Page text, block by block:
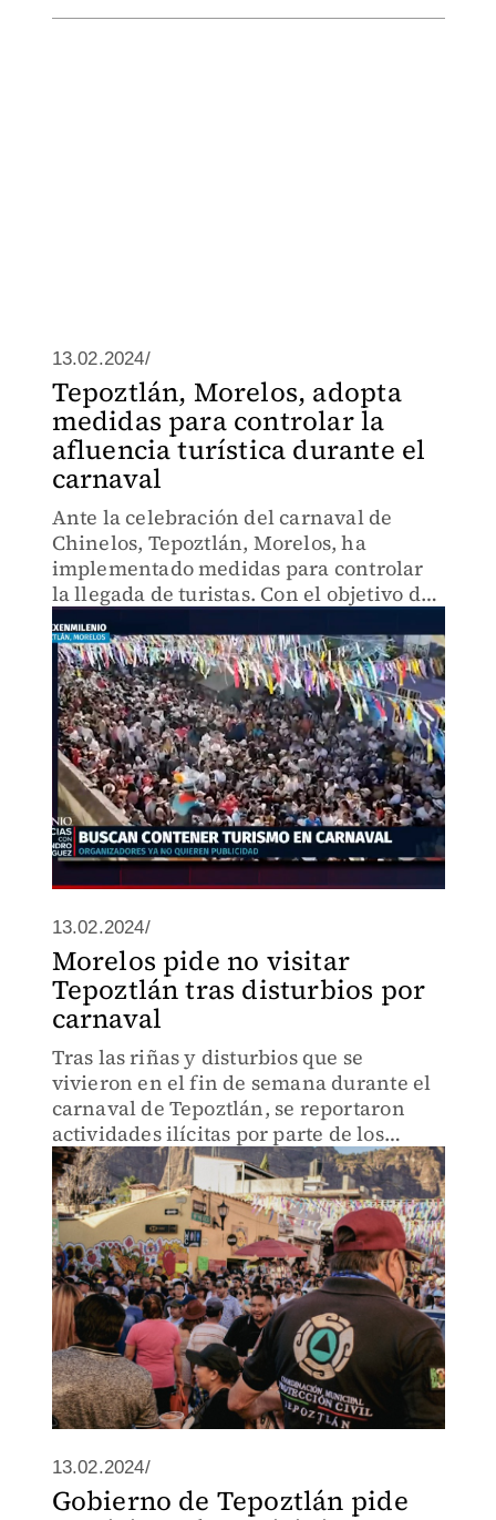
13.02.2024/
Tepoztlán, Morelos, adopta
medidas para controlar la
afluencia turística durante el
carnaval
Ante la celebración del carnaval de
Chinelos, Tepoztlán, Morelos, ha
implementado medidas para controlar
la llegada de turistas. Con el objetivo de
preservar la seguridad y el orden en la
localidad.
13.02.2024/
Morelos pide no visitar
Tepoztlán tras disturbios por
carnaval
Tras las riñas y disturbios que se
vivieron en el fin de semana durante el
carnaval de Tepoztlán, se reportaron
actividades ilícitas por parte de los
turistas.
13.02.2024/
Gobierno de Tepoztlán pide